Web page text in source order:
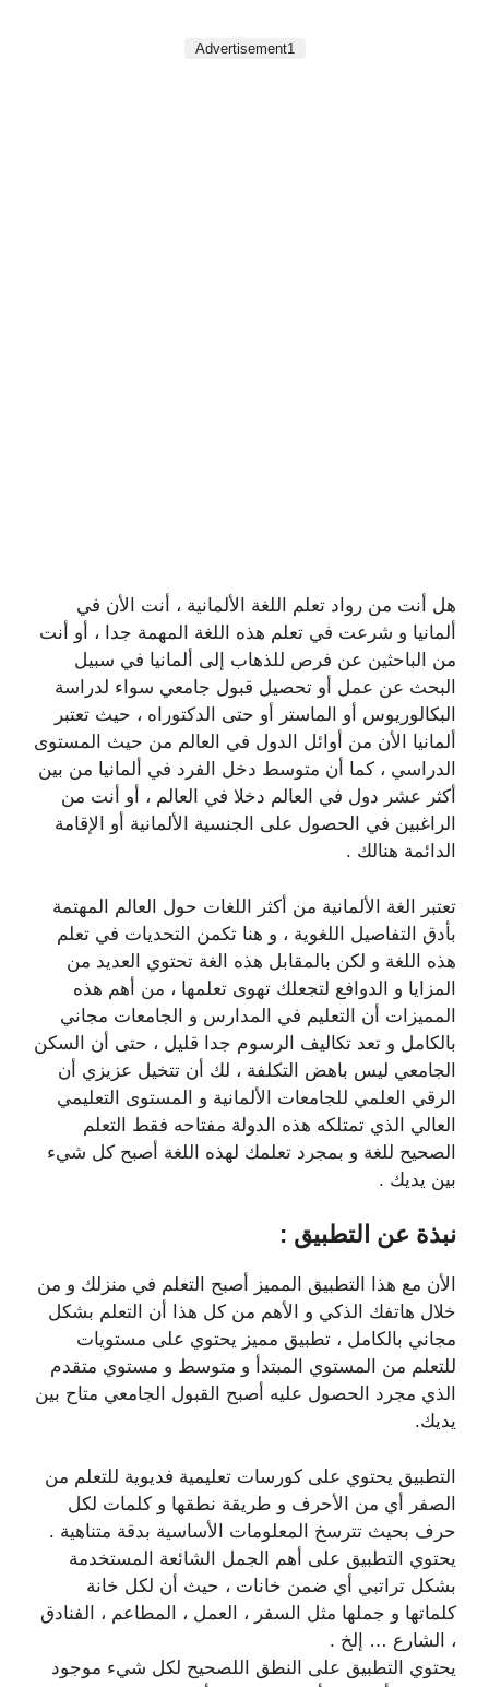
Advertisement1
هل أنت من رواد تعلم اللغة الألمانية ، أنت الأن في
ألمانيا و شرعت في تعلم هذه اللغة المهمة جدا ، أو أنت
من الباحثين عن فرص للذهاب إلى ألمانيا في سبيل
البحث عن عمل أو تحصيل قبول جامعي سواء لدراسة
البكالوريوس أو الماستر أو حتى الدكتوراه ، حيث تعتبر
ألمانيا الأن من أوائل الدول في العالم من حيث المستوى
الدراسي ، كما أن متوسط دخل الفرد في ألمانيا من بين
أكثر عشر دول في العالم دخلا في العالم ، أو أنت من
الراغبين في الحصول على الجنسية الألمانية أو الإقامة
الدائمة هنالك .
تعتبر الغة الألمانية من أكثر اللغات حول العالم المهتمة
بأدق التفاصيل اللغوية ، و هنا تكمن التحديات في تعلم
هذه اللغة و لكن بالمقابل هذه الغة تحتوي العديد من
المزايا و الدوافع لتجعلك تهوى تعلمها ، من أهم هذه
المميزات أن التعليم في المدارس و الجامعات مجاني
بالكامل و تعد تكاليف الرسوم جدا قليل ، حتى أن السكن
الجامعي ليس باهض التكلفة ، لك أن تتخيل عزيزي أن
الرقي العلمي للجامعات الألمانية و المستوى التعليمي
العالي الذي تمتلكه هذه الدولة مفتاحه فقط التعلم
الصحيح للغة و بمجرد تعلمك لهذه اللغة أصبح كل شيء
بين يديك .
نبذة عن التطبيق :
الأن مع هذا التطبيق المميز أصبح التعلم في منزلك و من
خلال هاتفك الذكي و الأهم من كل هذا أن التعلم بشكل
مجاني بالكامل ، تطبيق مميز يحتوي على مستويات
للتعلم من المستوي المبتدأ و متوسط و مستوي متقدم
الذي مجرد الحصول عليه أصبح القبول الجامعي متاح بين
يديك.
التطبيق يحتوي على كورسات تعليمية فديوية للتعلم من
الصفر أي من الأحرف و طريقة نطقها و كلمات لكل
حرف بحيث تترسخ المعلومات الأساسية بدقة متناهية .
يحتوي التطبيق على أهم الجمل الشائعة المستخدمة
بشكل تراتبي أي ضمن خانات ، حيث أن لكل خانة
كلماتها و جملها مثل السفر ، العمل ، المطاعم ، الفنادق
، الشارع … إلخ .
يحتوي التطبيق على النطق اللصحيح لكل شيء موجود